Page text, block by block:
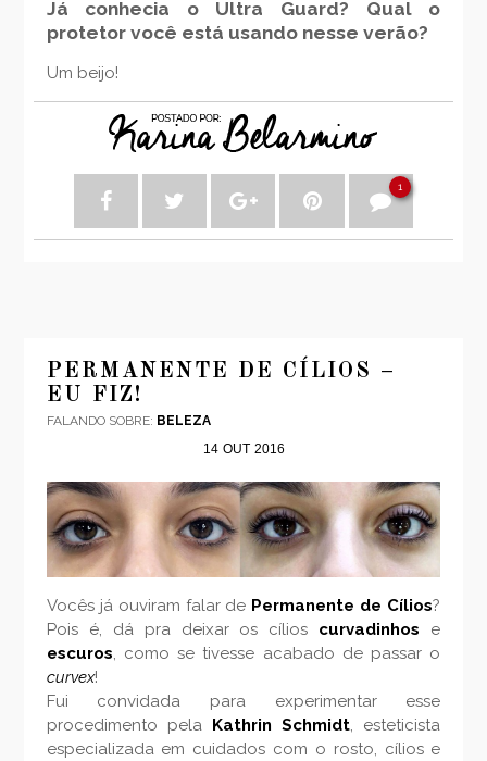
Já conhecia o Ultra Guard? Qual o
protetor você está usando nesse verão?
Um beijo!
1
PERMANENTE DE CÍLIOS –
EU FIZ!
FALANDO SOBRE: BELEZA
14 OUT 2016
Vocês já ouviram falar de Permanente de Cílios?
Pois é, dá pra deixar os cílios curvadinhos e
escuros, como se tivesse acabado de passar o
curvex!
Fui convidada para experimentar esse
procedimento pela Kathrin Schmidt, esteticista
especializada em cuidados com o rosto, cílios e